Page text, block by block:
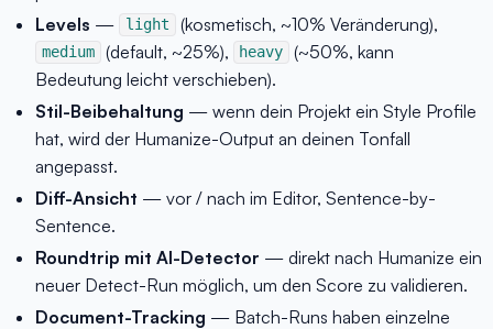
Levels — light (kosmetisch, ~10% Veränderung),
medium (default, ~25%), heavy
(~50%, kann
Bedeutung leicht verschieben).
Stil-Beibehaltung — wenn dein Projekt ein Style Profile
hat, wird der Humanize-Output an deinen Tonfall
angepasst.
Diff-Ansicht — vor / nach im Editor, Sentence-by-
Sentence.
Roundtrip mit AI-Detector — direkt nach Humanize ein
neuer Detect-Run möglich, um den Score zu validieren.
Document-Tracking — Batch-Runs haben einzelne